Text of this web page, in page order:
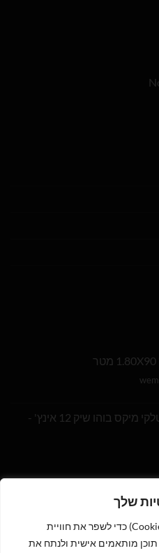
שלך
אנו משתמשים בקובצי עוגיות (Cookies) כדי לשפר את חוויית
מותאמים אישית ולנתח את
חבילת בלוני גומי איטלקי מיקס בוהו שיק 12 אינץ' -